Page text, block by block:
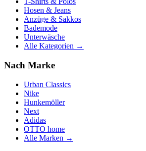
Hosen & Jeans
Anzüge & Sakkos
Bademode
Unterwäsche
Alle Kategorien →
Nach Marke
Urban Classics
Nike
Hunkemöller
Next
Adidas
OTTO home
Alle Marken →